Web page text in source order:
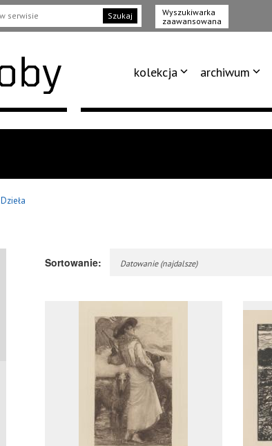
Szukaj
Wyszukiwarka
zaawansowana
kolekcja archiwum
Dzieła
Sortowanie: Datowanie (najdalsze)